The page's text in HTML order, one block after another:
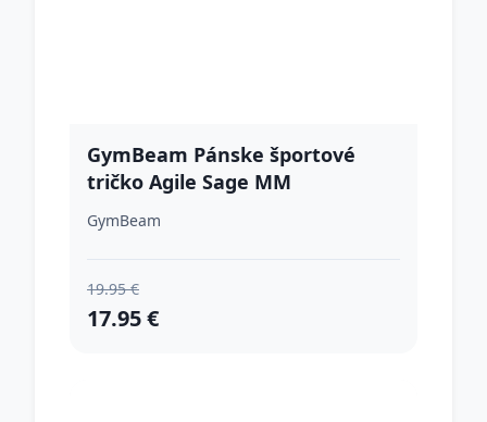
GymBeam Pánske športové
tričko Agile Sage MM
GymBeam
19.95 €
17.95 €